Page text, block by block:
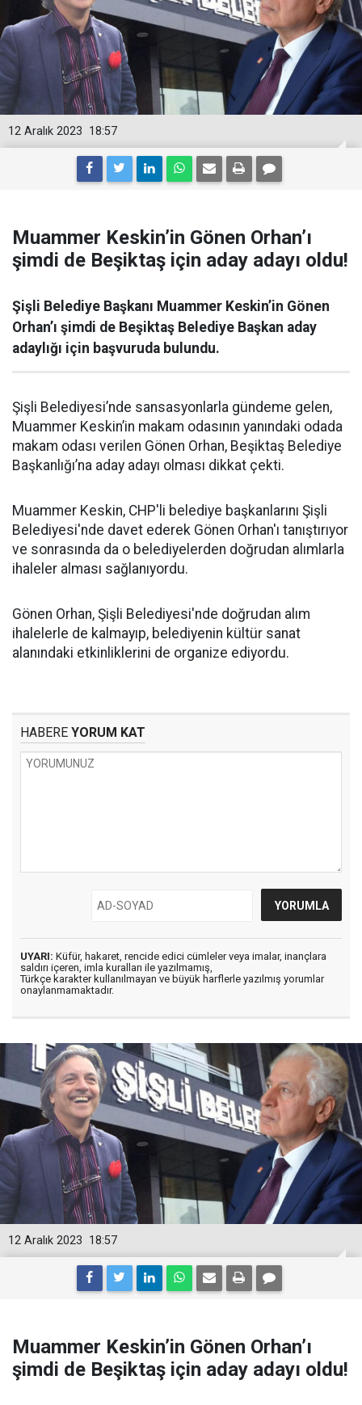
18:57
12 Aralık 2023
Muammer Keskin’in Gönen Orhan’ı
şimdi de Beşiktaş için aday adayı oldu!
Şişli Belediye Başkanı Muammer Keskin’in Gönen
Orhan’ı şimdi de Beşiktaş Belediye Başkan aday
adaylığı için başvuruda bulundu.
Şişli Belediyesi’nde sansasyonlarla gündeme gelen,
Muammer Keskin’in makam odasının yanındaki odada
makam odası verilen Gönen Orhan, Beşiktaş Belediye
Başkanlığı’na aday adayı olması dikkat çekti.
Muammer Keskin, CHP'li belediye başkanlarını Şişli
Belediyesi'nde davet ederek Gönen Orhan'ı tanıştırıyor
ve sonrasında da o belediyelerden doğrudan alımlarla
ihaleler alması sağlanıyordu.
Gönen Orhan, Şişli Belediyesi'nde doğrudan alım
ihalelerle de kalmayıp, belediyenin kültür sanat
alanındaki etkinliklerini de organize ediyordu.
HABERE YORUM KAT
UYARI: Küfür, hakaret, rencide edici cümleler veya imalar, inançlara
saldırı içeren, imla kuralları ile yazılmamış,
Türkçe karakter kullanılmayan ve büyük harflerle yazılmış yorumlar
onaylanmamaktadır.
18:57
12 Aralık 2023
Muammer Keskin’in Gönen Orhan’ı
şimdi de Beşiktaş için aday adayı oldu!